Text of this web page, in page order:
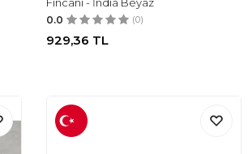
Fincanı - İndia Beyaz
0.0 (0)
929,36 TL